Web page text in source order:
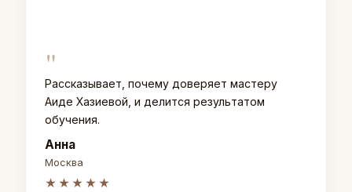
"
Рассказывает, почему доверяет мастеру
Аиде Хазиевой, и делится результатом
обучения.
Анна
Москва
★★★★★